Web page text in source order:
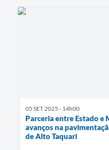
05 SET 2025 - 14h00
Parceria entre Estado e
avanços na
de Alto Taquari